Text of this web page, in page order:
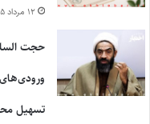
۱۲ مرداد ۱۴۰۵
حجت
تسهیل